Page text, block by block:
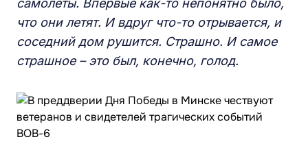
что они летят. И вдруг что-то отрывается, и
соседний дом рушится. Страшно. И самое
страшное – это был, конечно, голод.